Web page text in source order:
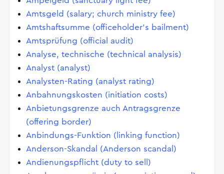
Amtsgeld (salary; church ministry fee)
Amtshaftsumme (officeholder's bailment)
Amtsprüfung (official audit)
Analyse, technische (technical analysis)
Analyst (analyst)
Analysten-Rating (analyst rating)
Anbahnungskosten (initiation costs)
Anbietungsgrenze auch Antragsgrenze
(offering border)
Anbindungs-Funktion (linking function)
Anderson-Skandal (Anderson scandal)
Andienungspflicht (duty to sell)